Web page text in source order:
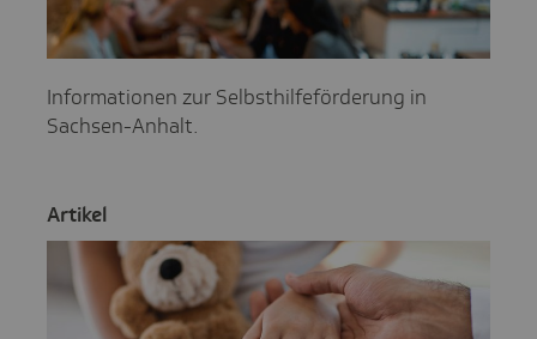
Informationen zur Selbsthilfeförderung in
Sachsen-Anhalt.
Artikel